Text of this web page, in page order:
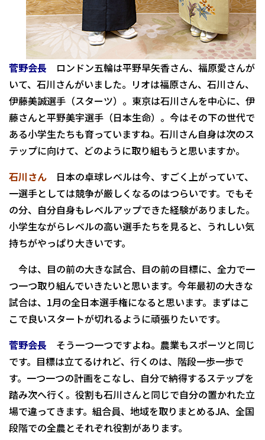
菅野会長 ロンドン五輪は平野早矢香さん、福原愛さんが
いて、石川さんがいました。リオは福原さん、石川さん、
伊藤美誠選手（スターツ）。東京は石川さんを中心に、伊
藤さんと平野美宇選手（日本生命）。今はその下の世代で
ある小学生たちも育っていますね。石川さん自身は次のス
テップに向けて、どのように取り組もうと思いますか。
石川さん 日本の卓球レベルは今、すごく上がっていて、
一選手としては競争が厳しくなるのはつらいです。でもそ
の分、自分自身もレベルアップできた経験がありました。
小学生ながらレベルの高い選手たちを見ると、うれしい気
持ちがやっぱり大きいです。
今は、目の前の大きな試合、目の前の目標に、全力で一
つ一つ取り組んでいきたいと思います。今年最初の大きな
試合は、1月の全日本選手権になると思います。まずはこ
こで良いスタートが切れるように頑張りたいです。
菅野会長 そう一つ一つですよね。農業もスポーツと同じ
です。目標は立てるけれど、行くのは、階段一歩一歩で
す。一つ一つの計画をこなし、自分で納得するステップを
踏み次へ行く。役割も石川さんと同じで自分の置かれた立
場で違ってきます。組合員、地域を取りまとめるJA、全国
段階での全農とそれぞれ役割があります。